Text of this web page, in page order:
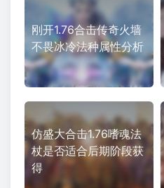
刚开1.76合击传奇火墙
不畏冰冷法种属性分析
仿盛大合击1.76嗜魂法
杖是否适合后期阶段获
得